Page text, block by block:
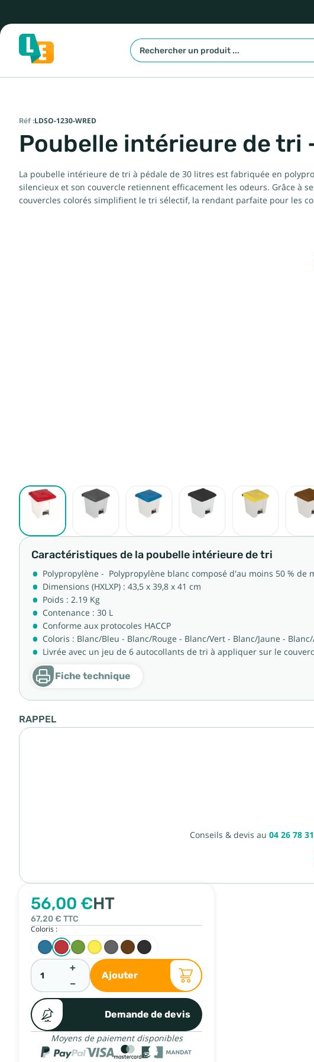
56,00 €HT
67,20 € TTC
Coloris :
+
−
Ajouter
Demande de devis
Moyens de paiement disponibles
Réf :LDSO-1230-WRED
Poubelle intérieure de tri
La poubelle intérieure de tri à pédale de 30 litres est fabriquée en
silencieux et son couvercle retiennent efficacement les odeurs. Grâce à
couvercles colorés simplifient le tri sélectif, la rendant parfaite pour les
Caractéristiques de la poubelle intérieure de tri
Polypropylène - Polypropylène blanc composé d'au moins 50 % de
Dimensions (HXLXP) : 43,5 x 39,8 x 41 cm
Poids : 2.19 Kg
Contenance : 30 L
Conforme aux protocoles HACCP
Coloris : Blanc/Bleu - Blanc/Rouge - Blanc/Vert - Blanc/Jaune -
Livrée avec un jeu de 6 autocollants de tri à appliquer sur le
Fiche technique
RAPPEL
Conseils & devis au 04 26 78